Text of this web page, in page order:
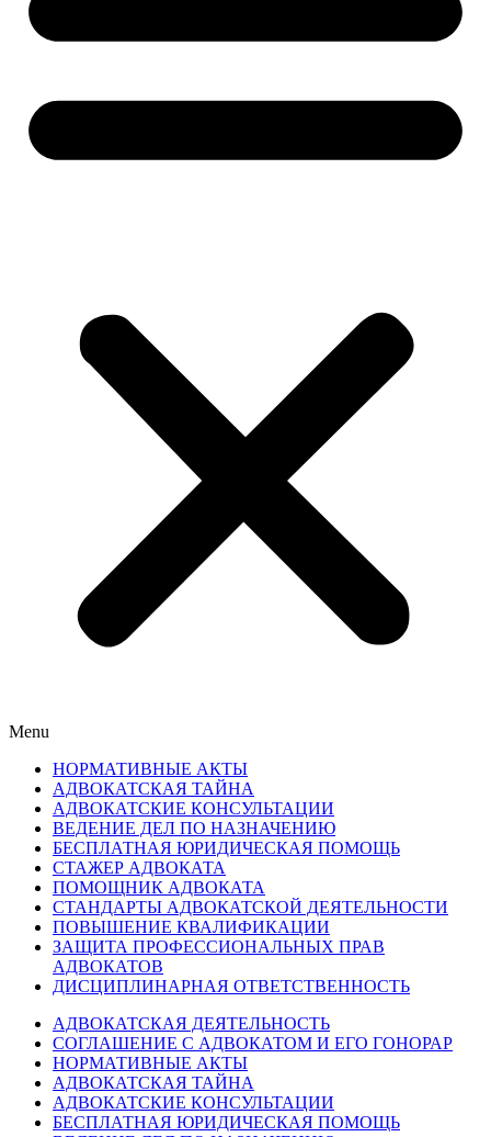
Menu
НОРМАТИВНЫЕ АКТЫ
АДВОКАТСКАЯ ТАЙНА
АДВОКАТСКИЕ КОНСУЛЬТАЦИИ
ВЕДЕНИЕ ДЕЛ ПО НАЗНАЧЕНИЮ
БЕСПЛАТНАЯ ЮРИДИЧЕСКАЯ ПОМОЩЬ
СТАЖЕР АДВОКАТА
ПОМОЩНИК АДВОКАТА
СТАНДАРТЫ АДВОКАТСКОЙ ДЕЯТЕЛЬНОСТИ
ПОВЫШЕНИЕ КВАЛИФИКАЦИИ
ЗАЩИТА ПРОФЕССИОНАЛЬНЫХ ПРАВ
АДВОКАТОВ
ДИСЦИПЛИНАРНАЯ ОТВЕТСТВЕННОСТЬ
АДВОКАТСКАЯ ДЕЯТЕЛЬНОСТЬ
СОГЛАШЕНИЕ С АДВОКАТОМ И ЕГО ГОНОРАР
НОРМАТИВНЫЕ АКТЫ
АДВОКАТСКАЯ ТАЙНА
АДВОКАТСКИЕ КОНСУЛЬТАЦИИ
БЕСПЛАТНАЯ ЮРИДИЧЕСКАЯ ПОМОЩЬ